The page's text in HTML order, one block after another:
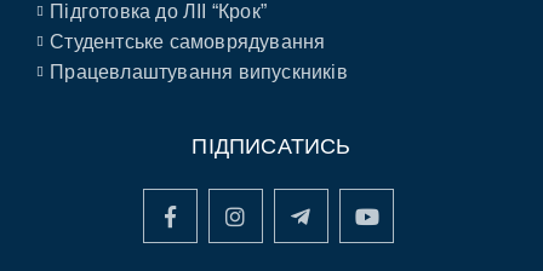
Підготовка до ЛІІ “Крок”
Студентське самоврядування
Працевлаштування випускників
ПІДПИСАТИСЬ